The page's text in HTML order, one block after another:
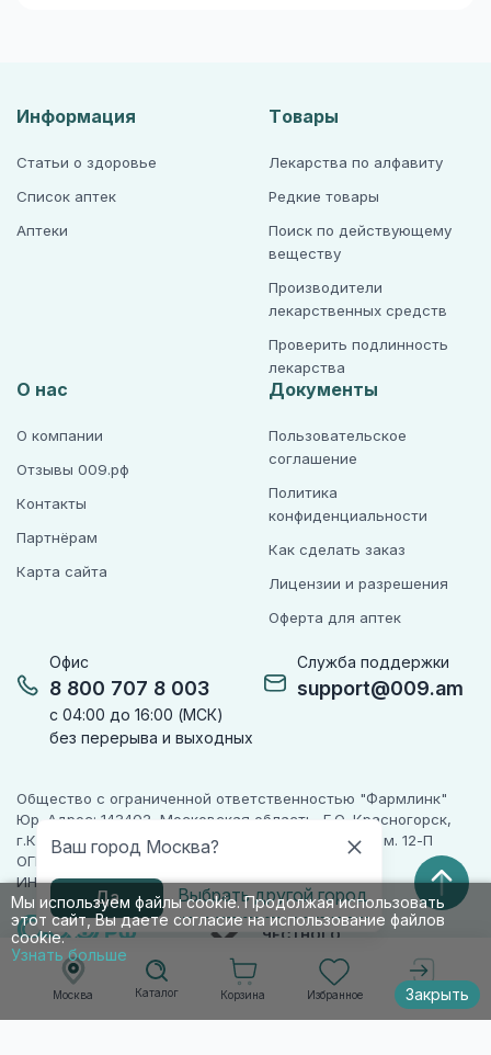
Москва
Ваш город Москва?
Да Выбрать другой город
Каталог Корзина Избранное Войти
Мы используем файлы cookie. Продолжая использовать
этот сайт, Вы даете согласие на использование файлов
cookie.
Узнать больше
Закрыть
Офис
8 800 707 8 003
с 04:00 до 16:00 (МСК)
без перерыва и выходных
Служба поддержки
support@009.am
Информация
Статьи о здоровье
Список аптек
Аптеки
Товары
Лекарства по алфавиту
Редкие товары
Поиск по действующему
веществу
Производители
лекарственных средств
Проверить подлинность
лекарства
О нас
О компании
Отзывы 009.рф
Контакты
Партнёрам
Карта сайта
Документы
Пользовательское
соглашение
Политика
конфиденциальности
Как сделать заказ
Лицензии и разрешения
Оферта для аптек
Общество с ограниченной ответственностью "Фармлинк"
Юр. Адрес: 143402, Московская область, Г.О. Красногорск,
г.Красногорск, ул. Жуковского, д. 17, помещ. III, ком. 12-П
ОГРН 1225000071955
ИНН 5024223277
ПАРТНЕР
ЧЕСТНОГО